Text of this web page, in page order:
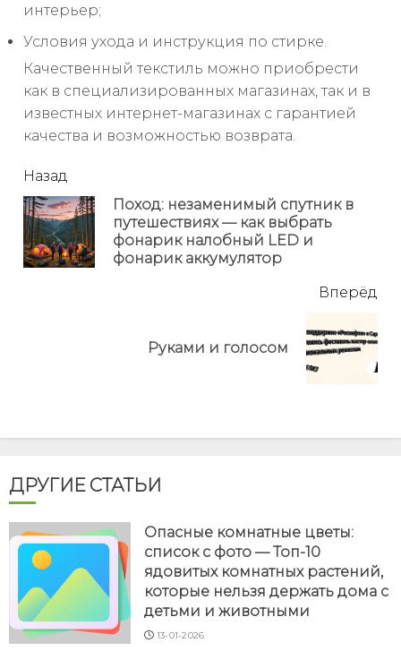
интерьер;
Условия ухода и инструкция по стирке.
Качественный текстиль можно приобрести
как в специализированных магазинах, так и в
известных интернет-магазинах с гарантией
качества и возможностью возврата.
читать
еще
Назад
Поход: незаменимый спутник в
путешествиях — как выбрать
фонарик налобный LED и
фонарик аккумулятор
Вперёд
Руками и голосом
ДРУГИЕ СТАТЬИ
Опасные комнатные цветы:
список с фото — Топ-10
ядовитых комнатных растений,
которые нельзя держать дома с
детьми и животными
13-01-2026